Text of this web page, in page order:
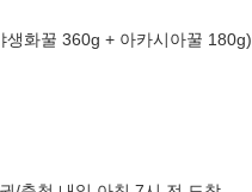
화꿀 360g + 아카시아꿀 180g)